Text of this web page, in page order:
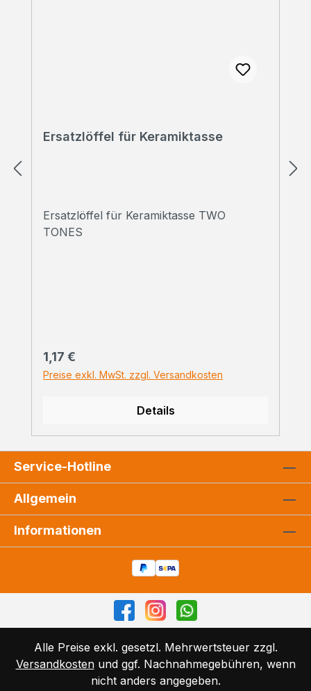
Ersatzlöffel für Keramiktasse
Ersatzlöffel für Keramiktasse TWO
TONES
Regulärer Preis:
1,17 €
Preise exkl. MwSt. zzgl. Versandkosten
Details
Service-Hotline
Allgemein
Informationen
Alle Preise exkl. gesetzl. Mehrwertsteuer zzgl.
Versandkostenund ggf. Nachnahmegebühren, wenn
nicht anders angegeben.